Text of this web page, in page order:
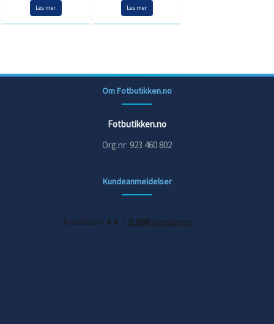
Les mer Les mer
Om Fotbutikken.no
Fotbutikken.no
Org.nr: 923 460 802
Kundeanmeldelser